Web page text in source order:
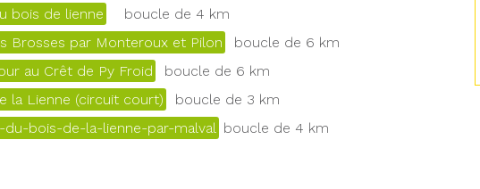
bois de lienne
boucle de 4 km
Brosses par Monteroux et Pilon
boucle de 6 km
au Crêt de Py Froid
boucle de 6 km
la Lienne (circuit court)
boucle de 3 km
du-bois-de-la-lienne-par-malval boucle de 4 km